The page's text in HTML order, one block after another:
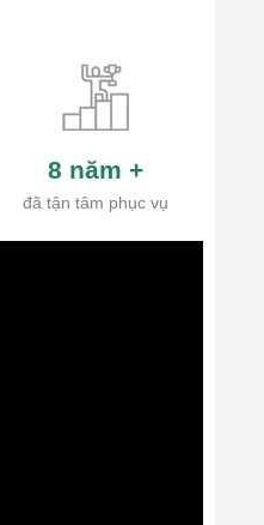
8 năm +
đã tận tâm phục vụ